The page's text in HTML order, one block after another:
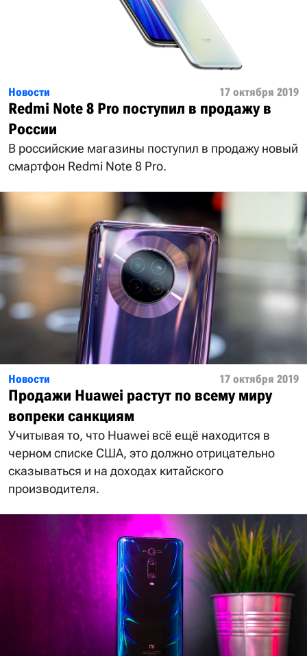
Новости 17 октября 2019
Redmi Note 8 Pro поступил в продажу в
России
В российские магазины поступил в продажу новый
смартфон Redmi Note 8 Pro.
Новости 17 октября 2019
Продажи Huawei растут по всему миру
вопреки санкциям
Учитывая то, что Huawei всё ещё находится в
черном списке США, это должно отрицательно
сказываться и на доходах китайского
производителя.